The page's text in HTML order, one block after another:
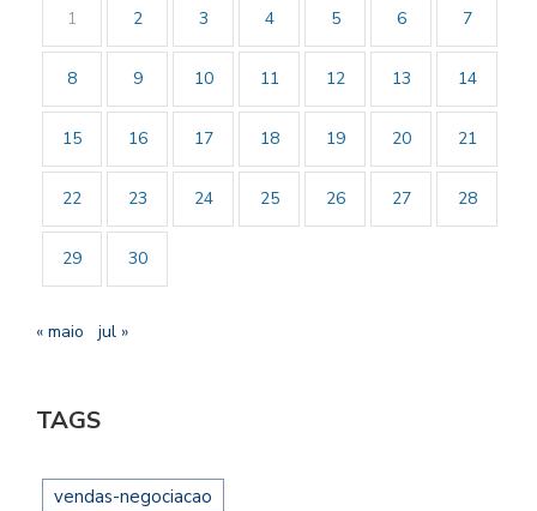
1
2 3 4 5 6 7
8 9 10 11 12 13 14
15 16 17 18 19 20 21
22 23 24 25 26 27 28
29 30
« maio jul »
TAGS
vendas-negociacao